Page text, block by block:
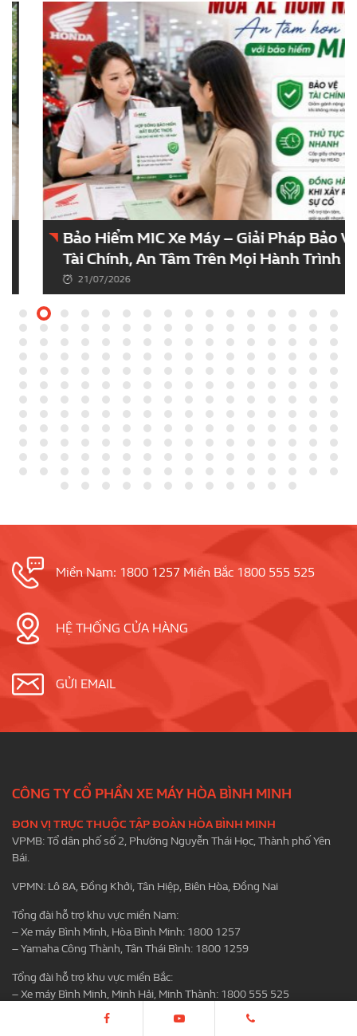
Bảo Hiểm MIC Xe Máy – Giải Pháp Bảo Vệ
Tài Chính, An Tâm Trên Mọi Hành Trình
21/07/2026
Miền Nam: 1800 1257 Miền Bắc 1800 555 525
HỆ THỐNG CỬA HÀNG
GỬI EMAIL
CÔNG TY CỔ PHẦN XE MÁY HÒA BÌNH MINH
ĐƠN VỊ TRỰC THUỘC TẬP ĐOÀN HÒA BÌNH MINH
VPMB: Tổ dân phố số 2, Phường Nguyễn Thái Học, Thành phố Yên
Bái.
VPMN: Lô 8A, Đồng Khởi, Tân Hiệp, Biên Hòa, Đồng Nai
Tổng đài hỗ trợ khu vực miền Nam:
– Xe máy Bình Minh, Hòa Bình Minh: 1800 1257
– Yamaha Công Thành, Tân Thái Bình: 1800 1259
Tổng đài hỗ trợ khu vực miền Bắc:
– Xe máy Bình Minh, Minh Hải, Minh Thành: 1800 555 525
chamsockhachhang.hbm@gmail.com